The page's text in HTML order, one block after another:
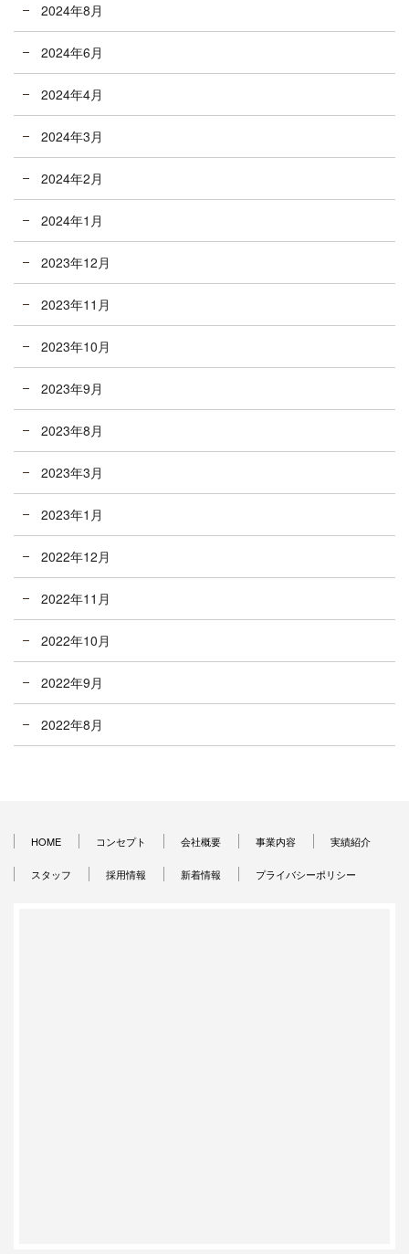
2024年8月
2024年6月
2024年4月
2024年3月
2024年2月
2024年1月
2023年12月
2023年11月
2023年10月
2023年9月
2023年8月
2023年3月
2023年1月
2022年12月
2022年11月
2022年10月
2022年9月
2022年8月
HOME コンセプト 会社概要 事業内容 実績紹介
スタッフ 採用情報 新着情報 プライバシーポリシー